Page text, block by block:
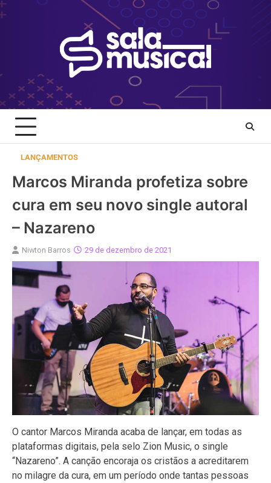
Skip
to
LANÇAMENTOS
Marcos Miranda profetiza sobre
cura em seu novo single autoral
– Nazareno
Niwton Barros 29 de dezembro de 2021
O cantor Marcos Miranda acaba de lançar, em todas as
plataformas digitais, pela selo Zion Music, o single
“Nazareno”. A canção encoraja os cristãos a acreditarem
no milagre da cura, em um período onde tantas pessoas